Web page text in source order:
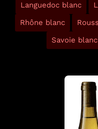
Languedoc blanc
Rhône blanc
Savoie blanc